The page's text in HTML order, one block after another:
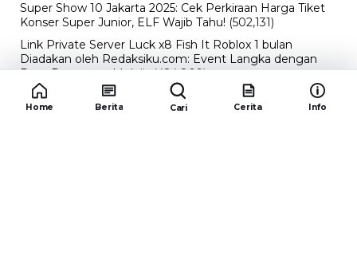
Super Show 10 Jakarta 2025: Cek Perkiraan Harga Tiket
Konser Super Junior, ELF Wajib Tahu! (502,131)
Link Private Server Luck x8 Fish It Roblox 1 bulan
Diadakan oleh Redaksiku.com: Event Langka dengan
Drop Rate yang Melejit (424,809)
10 Film Indonesia Tayang November 2024, Ada Film
Wulan Guritno! (352,092)
Home Berita Cari Cerita Info